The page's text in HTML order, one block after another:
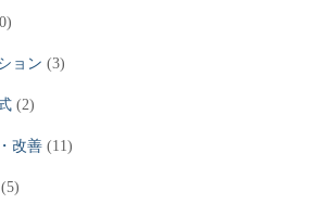
ョン (3)
(2)
改善 (11)
(5)